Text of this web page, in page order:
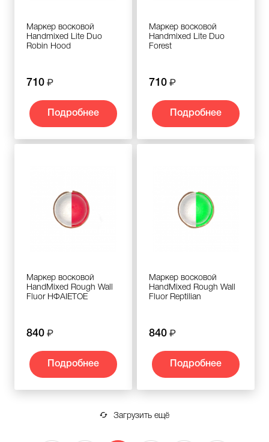
Маркер восковой
Handmixed Lite Duo
Robin Hood
710
Подробнее
Маркер восковой
Handmixed Lite Duo
Forest
710
Подробнее
Маркер восковой
HandMixed Rough Wall
Fluor НФАIETOE
840
Подробнее
Маркер восковой
HandMixed Rough Wall
Fluor Reptilian
840
Подробнее
Загрузить ещё